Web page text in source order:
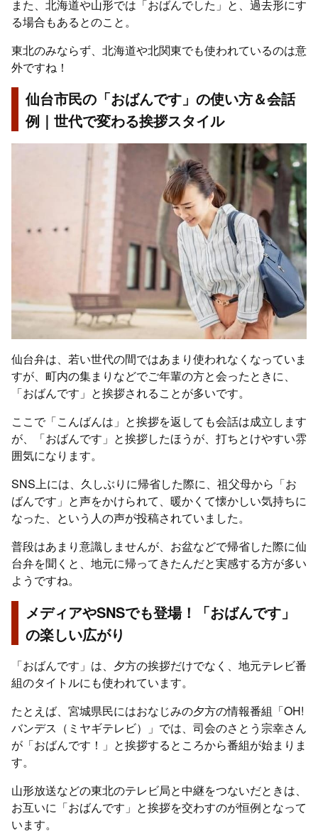
また、北海道や山形では「おばんでした」と、過去形にす
る場合もあるとのこと。
東北のみならず、北海道や北関東でも使われているのは意
外ですね！
仙台市民の「おばんです」の使い方＆会話
例｜世代で変わる挨拶スタイル
仙台弁は、若い世代の間ではあまり使われなくなっていま
すが、町内の集まりなどでご年輩の方と会ったときに、
「おばんです」と挨拶されることが多いです。
ここで「こんばんは」と挨拶を返しても会話は成立します
が、「おばんです」と挨拶したほうが、打ちとけやすい雰
囲気になります。
SNS上には、久しぶりに帰省した際に、祖父母から「お
ばんです」と声をかけられて、暖かくて懐かしい気持ちに
なった、という人の声が投稿されていました。
普段はあまり意識しませんが、お盆などで帰省した際に仙
台弁を聞くと、地元に帰ってきたんだと実感する方が多い
ようですね。
メディアやSNSでも登場！「おばんです」
の楽しい広がり
「おばんです」は、夕方の挨拶だけでなく、地元テレビ番
組のタイトルにも使われています。
たとえば、宮城県民にはおなじみの夕方の情報番組「OH!
バンデス（ミヤギテレビ）」では、司会のさとう宗幸さん
が「おばんです！」と挨拶するところから番組が始まりま
す。
山形放送などの東北のテレビ局と中継をつないだときは、
お互いに「おばんです」と挨拶を交わすのが恒例となって
います。